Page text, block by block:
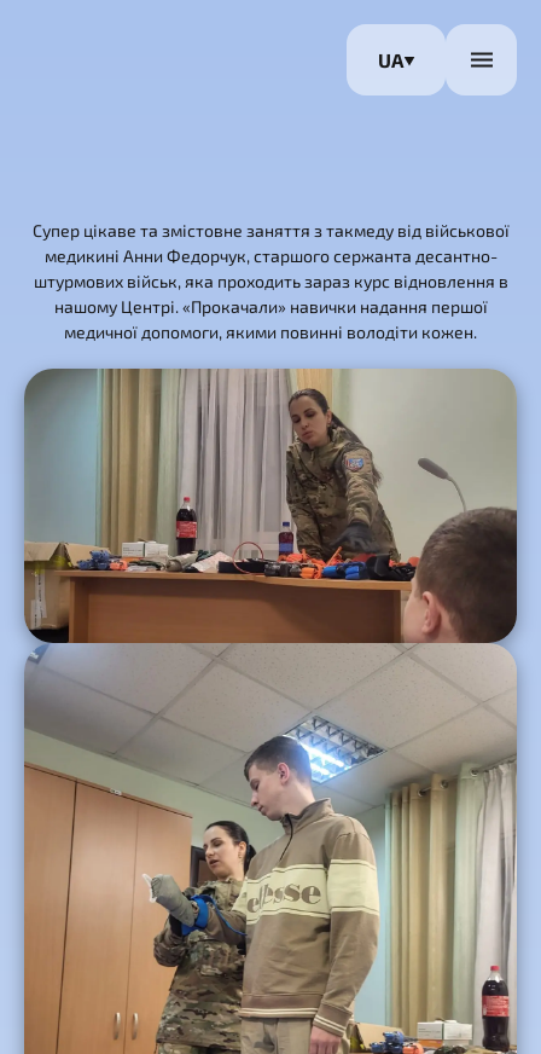
UA
Супер цікаве та змістовне заняття з такмеду від військової
медикині Анни Федорчук, старшого сержанта десантно-
штурмових військ, яка проходить зараз курс відновлення в
нашому Центрі. «Прокачали» навички надання першої
медичної допомоги, якими повинні володіти кожен.